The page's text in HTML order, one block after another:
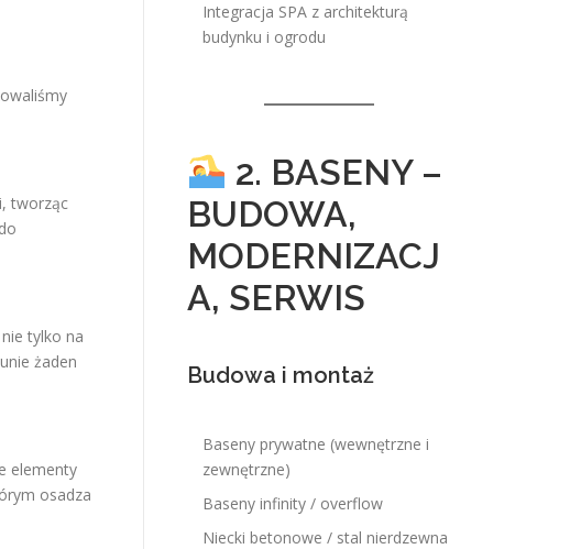
tworząc
tylko na
żaden
elementy
osadza
Integracja SPA z architekturą
budynku i ogrodu
2. BASENY –
BUDOWA,
MODERNIZACJ
A, SERWIS
Budowa i montaż
Baseny prywatne (wewnętrzne i
zewnętrzne)
Baseny infinity / overflow
Niecki betonowe / stal nierdzewna